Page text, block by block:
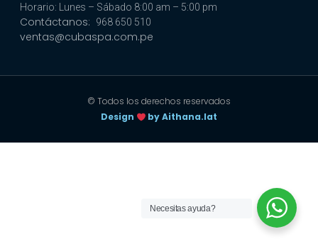
Horario: Lunes – Sábado 8:00 am – 5:00 pm
Contáctanos: 968 650 510
ventas@cubaspa.com.pe
© Todos los derechos reservados
Design
by Aithana.lat
Necesitas ayuda?